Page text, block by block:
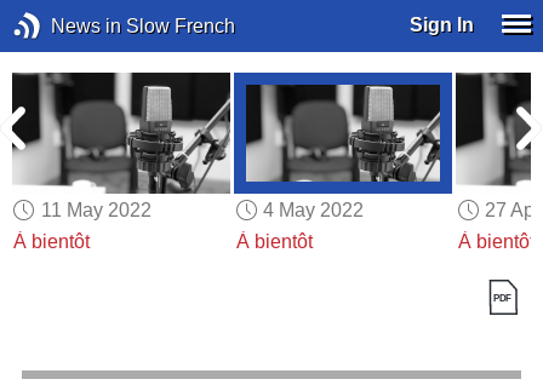
News in Slow French Sign In
11 May 2022
À bientôt
4 May 2022
À bientôt
27
À bientôt